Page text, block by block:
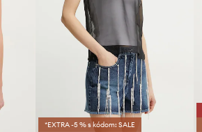
*EXTRA -5 % s kódom: SALE